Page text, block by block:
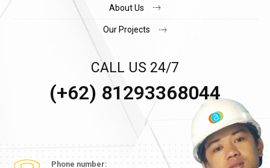
About Us
Our Projects
CALL US 24/7
(+62) 81293368044
Phone number: